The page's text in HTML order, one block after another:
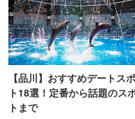
【品川】おすすめデートス
ト18選！定番から話題のス
トまで